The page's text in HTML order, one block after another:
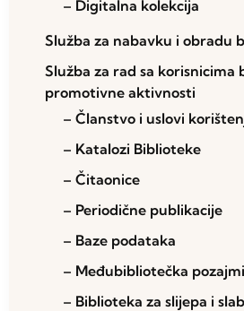
– Digitalna kolekcija
Služba za nabavku i obradu
Služba za rad sa korisnicima
promotivne aktivnosti
– Članstvo i uslovi
– Katalozi Biblioteke
– Čitaonice
– Periodične publikacije
– Baze podataka
– Međubibliotečka
– Biblioteka za slijepa i